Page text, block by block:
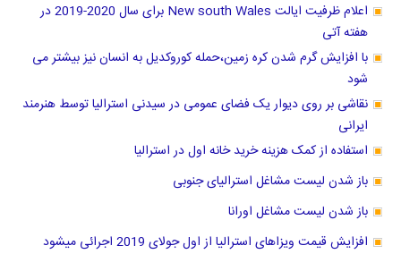
اعلام ظرفیت ایالت New south Wales برای سال 2020-2019 در
هفته آتی
با افزایش گرم شدن کره زمین،حمله کوروکدیل به انسان نیز بیشتر می
شود
نقاشی بر روی دیوار یک فضای عمومی در سیدنی استرالیا توسط هنرمند
ایرانی
استفاده از کمک هزینه خرید خانه اول در استرالیا
باز شدن لیست مشاغل استرالیای جنوبی
باز شدن لیست مشاغل اورانا
افزایش قیمت ویزاهای استرالیا از اول جولای 2019 اجرائی میشود